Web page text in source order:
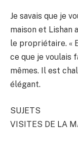
Je savais que je
maison et Lishan
le propriétaire. «
ce que je voulais
mêmes. Il est
élégant.
SUJETS
VISITES DE LA